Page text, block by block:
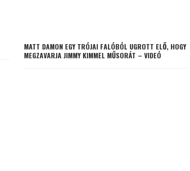
MATT DAMON EGY TRÓJAI FALÓBÓL UGROTT ELŐ, HOGY
MEGZAVARJA JIMMY KIMMEL MŰSORÁT – VIDEÓ